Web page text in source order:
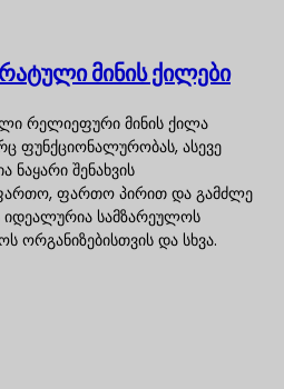
მინის ქილები
რელიეფური მინის ქილა
ფუნქციონალურობას, ასევე
ნაყარი შენახვის
ფართო პირით და გამძლე
იდეალურია სამზარეულოს
ორგანიზებისთვის და სხვა.